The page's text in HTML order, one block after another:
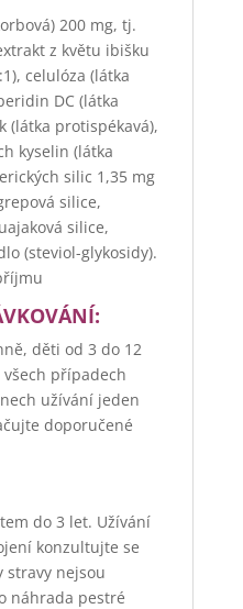
200 mg, tj.
z květu ibišku
celulóza (látka
DC (látka
(látka protispékavá),
kyselin (látka
silic 1,35 mg
silice,
silice,
(steviol-glykosidy).
děti od 3 do 12
případech
užívání jeden
doporučené
do 3 let. Užívání
konzultujte se
stravy nejsou
náhrada pestré